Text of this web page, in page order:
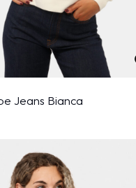
Jeans Bianca